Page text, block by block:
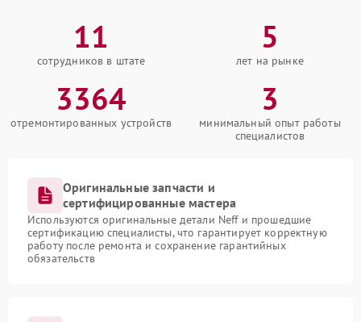
11
сотрудников в штате
5
лет на рынке
3364
отремонтированных устройств
3
минимальный опыт работы
специалистов
Оригинальные запчасти и
сертифицированные мастера
Используются оригинальные детали Neff и прошедшие
сертификацию специалисты, что гарантирует корректную
работу после ремонта и сохранение гарантийных
обязательств